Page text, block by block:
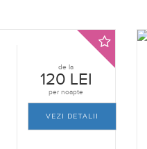
de la
120 LEI
per noapte
VEZI DETALII